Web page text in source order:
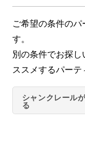
ご希望の条件の
す。
別の条件でお探
ススメするパー
シャンクレール
る